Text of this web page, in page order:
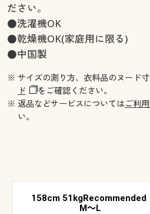
ださい。
●洗濯機OK
●乾燥機OK(家庭用に限る)
●中国製
※ サイズの測り方、衣料品のヌード
ド
をご確認ください。
※ 返品などサービスについてはご利
い。
158cm 51kgRecommended
M～L